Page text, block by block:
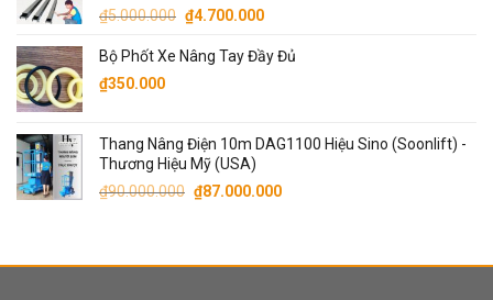
₫5.000.000 Giá
là:
₫4.700.000Giá
tại
Bộ Phốt Xe Nâng Tay Đầy Đủ
₫350.000
Thang Nâng Điện 10m DAG1100 Hiệu Sino (Soonlift) -
Thương Hiệu Mỹ (USA)
₫90.000.000 Giá
₫87.000.000Giá